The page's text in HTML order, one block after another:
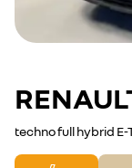
techno full hybrid E-